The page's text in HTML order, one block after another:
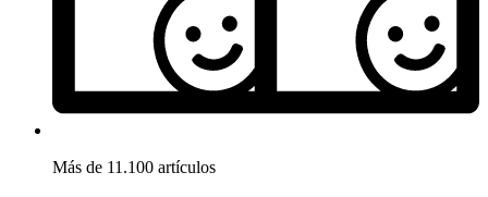
Más de 11.100 artículos